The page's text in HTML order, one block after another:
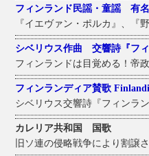
フィンランド民謡・童謡 有
『イエヴァン・ポルカ』、『
シベリウス作曲 交響詩『フィ
フィンランドは目覚める！帝
フィンランディア賛歌
シベリウス交響詩『フィンラ
カレリア共和国 国歌
旧ソ連の侵略戦争により割譲